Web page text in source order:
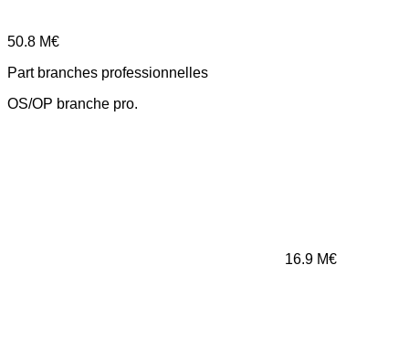
50.8 M€
Part branches professionnelles
OS/OP branche pro.
16.9 M€